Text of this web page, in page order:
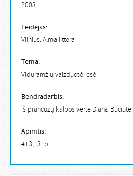
2003
Leidėjas:
Vilnius: Alma littera
Tema:
Viduramžių vaizduotė: esė
Bendradarbis:
Iš prancūzų kalbos vertė Diana Bučiūtė.
Apimtis:
413, [3] p